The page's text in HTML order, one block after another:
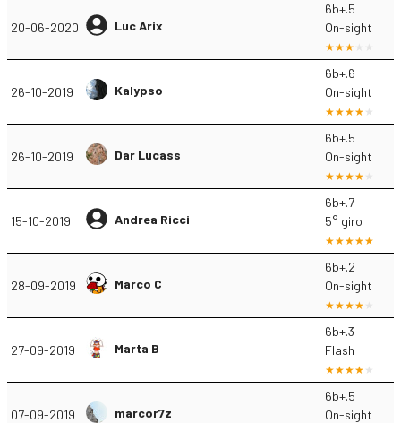
20-06-2020 Luc Arix
6b+.5
On-sight
26-10-2019 Kalypso
6b+.6
On-sight
26-10-2019 Dar Lucass
6b+.5
On-sight
15-10-2019 Andrea Ricci
6b+.7
5° giro
28-09-2019 Marco C
6b+.2
On-sight
27-09-2019 Marta B
6b+.3
Flash
07-09-2019 marcor7z
6b+.5
On-sight